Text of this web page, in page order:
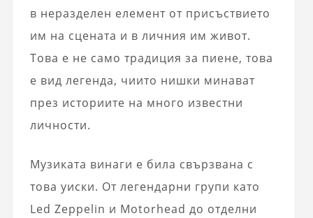
в неразделен елемент от присъствието
им на сцената и в личния им живот.
Това е не само традиция за пиене, това
е вид легенда, чиито нишки минават
през историите на много известни
личности.
Музиката винаги е била свързвана с
това уиски. От легендарни групи като
Led Zeppelin и Motorhead до отделни